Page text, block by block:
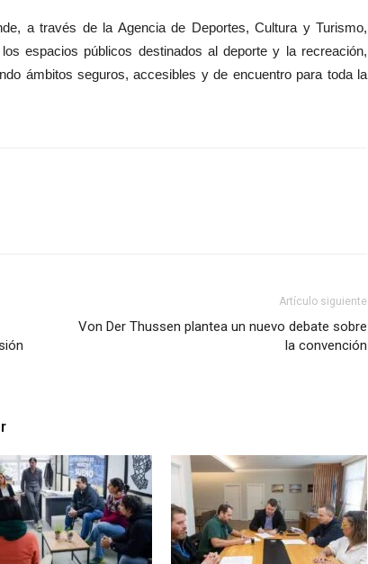
a través de la Agencia de Deportes, Cultura y Turismo,
espacios públicos destinados al deporte y la recreación,
ámbitos seguros, accesibles y de encuentro para toda la
Artículo siguiente
Von Der Thussen plantea un nuevo debate sobre
la convención